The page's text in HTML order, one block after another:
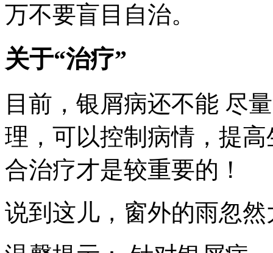
万不要盲目自治。
关于“治疗”
目前，银屑病还不能 尽
理，可以控制病情，提
合治疗才是较重要的！
说到这儿，窗外的雨忽